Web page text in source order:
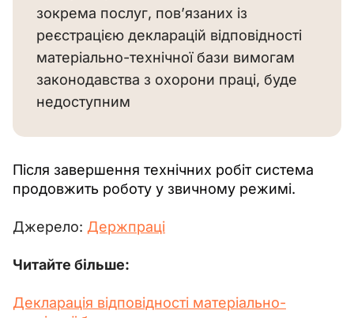
зокрема послуг, пов’язаних із
реєстрацією декларацій відповідності
матеріально-технічної бази вимогам
законодавства з охорони праці, буде
недоступним
Після завершення технічних робіт система
продовжить роботу у звичному режимі.
Джерело: Держпраці
Читайте більше:
Декларація відповідності матеріально-